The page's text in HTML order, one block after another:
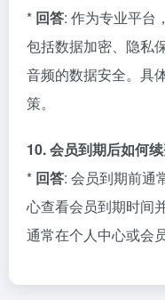
* 回答: 作为专业平台
包括数据加密、隐私
音频的数据安全。具
策。
10. 会员到期后如何
* 回答: 会员到期前通
心查看会员到期时间
通常在个人中心或会